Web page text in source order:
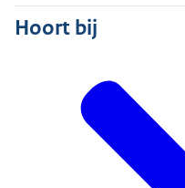
Hoort bij